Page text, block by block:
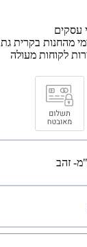
מהחנות בקרית גת
לקוחות מעולה